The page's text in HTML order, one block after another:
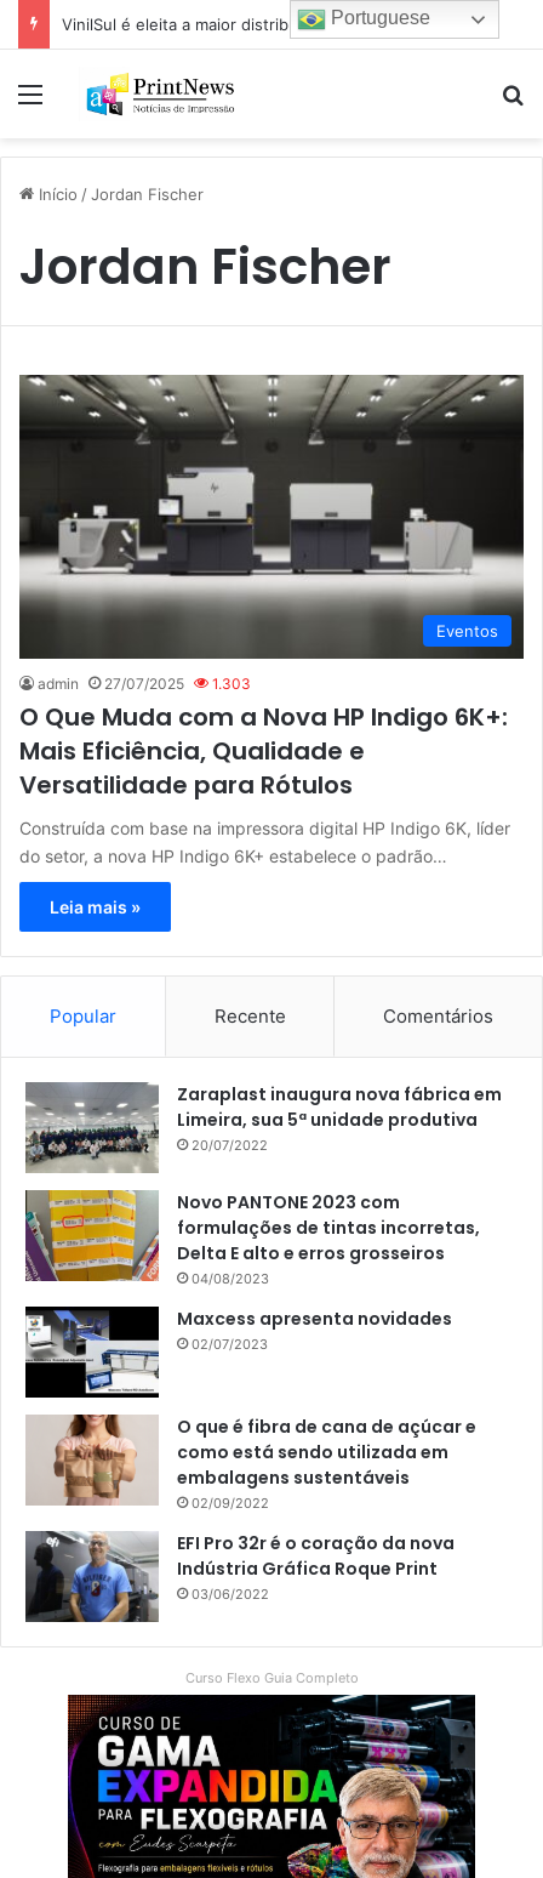
Menu
Início /Jordan Fischer
Jordan Fischer
Eventos
admin 27/07/2025 1.303
O Que Muda com a Nova HP Indigo 6K+:
Mais Eficiência, Qualidade e
Versatilidade para Rótulos
Construída com base na impressora digital HP Indigo 6K, líder
do setor, a nova HP Indigo 6K+ estabelece o padrão…
Leia mais »
Popular Recente Comentários
Zaraplast inaugura nova fábrica em
Limeira, sua 5ª unidade produtiva
20/07/2022
Novo PANTONE 2023 com
formulações de tintas incorretas,
Delta E alto e erros grosseiros
04/08/2023
Maxcess apresenta novidades
02/07/2023
O que é fibra de cana de açúcar e
como está sendo utilizada em
embalagens sustentáveis
02/09/2022
EFI Pro 32r é o coração da nova
Indústria Gráfica Roque Print
03/06/2022
Curso Flexo Guia Completo
Portuguese